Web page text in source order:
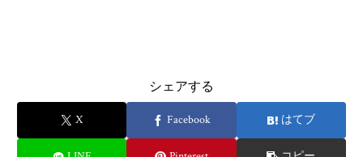
シェアする
X Facebook はてブ